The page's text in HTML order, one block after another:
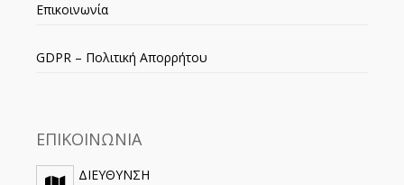
Επικοινωνία
GDPR – Πολιτική Απορρήτου
ΕΠΙΚΟΙΝΩΝΙΑ
ΔΙΕΥΘΥΝΣΗ